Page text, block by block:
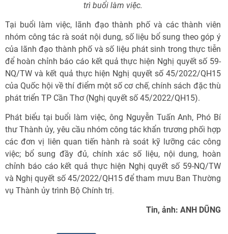
trì buổi làm việc.
Tại buổi làm việc, lãnh đạo thành phố và các thành viên
nhóm công tác rà soát nội dung, số liệu bổ sung theo góp ý
của lãnh đạo thành phố và số liệu phát sinh trong thực tiễn
để hoàn chỉnh báo cáo kết quả thực hiện Nghị quyết số 59-
NQ/TW và kết quả thực hiện Nghị quyết số 45/2022/QH15
của Quốc hội về thí điểm một số cơ chế, chính sách đặc thù
phát triển TP Cần Thơ (Nghị quyết số 45/2022/QH15).
Phát biểu tại buổi làm việc, ông Nguyễn Tuấn Anh, Phó Bí
thư Thành ủy, yêu cầu nhóm công tác khẩn trương phối hợp
các đơn vị liên quan tiến hành rà soát kỹ lưỡng các công
việc; bổ sung đầy đủ, chính xác số liệu, nội dung, hoàn
chỉnh báo cáo kết quả thực hiện Nghị quyết số 59-NQ/TW
và Nghị quyết số 45/2022/QH15 để tham mưu Ban Thường
vụ Thành ủy trình Bộ Chính trị.
Tin, ảnh: ANH DŨNG